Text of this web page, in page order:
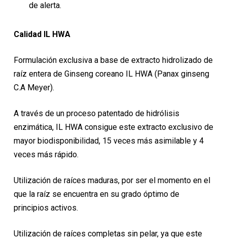
de alerta.
Calidad IL HWA
Formulación exclusiva a base de extracto hidrolizado de
raíz entera de Ginseng coreano IL HWA (Panax ginseng
C.A Meyer).
A través de un proceso patentado de hidrólisis
enzimática, IL HWA consigue este extracto exclusivo de
mayor biodisponibilidad, 15 veces más asimilable y 4
veces más rápido.
Utilización de raíces maduras, por ser el momento en el
que la raíz se encuentra en su grado óptimo de
principios activos.
Utilización de raíces completas sin pelar, ya que este